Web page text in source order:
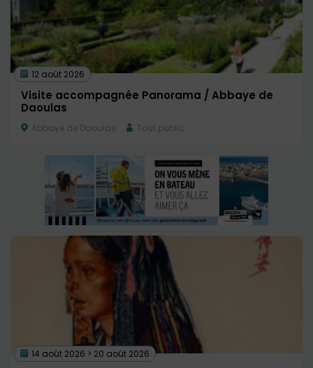
12 août 2026
Visite accompagnée Panorama / Abbaye de
Daoulas
Abbaye de Daoulas Tout public
14 août 2026 > 20 août 2026